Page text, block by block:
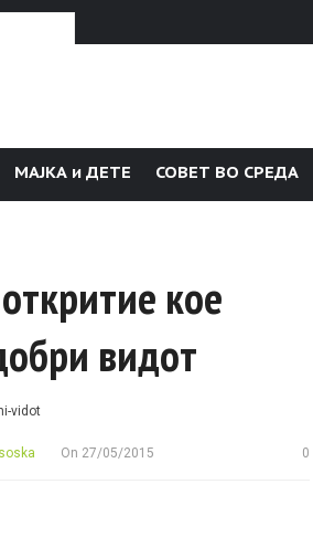
МАЈКА и ДЕТЕ СОВЕТ ВО СРЕДА
кое
видот
On 27/05/2015 0